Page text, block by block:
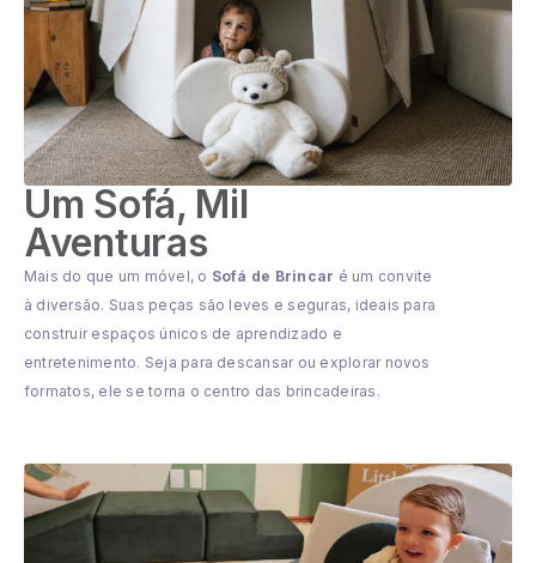
Um Sofá, Mil
Aventuras
Mais do que um móvel, o Sofá de Brincar é um convite
à diversão. Suas peças são leves e seguras, ideais para
construir espaços únicos de aprendizado e
entretenimento. Seja para descansar ou explorar novos
formatos, ele se torna o centro das brincadeiras.